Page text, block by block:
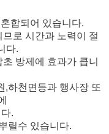
합되어 있습니다.
로 시간과 노력이 절
다.
방제에 효과가 큽니
,하천면등과 행사장 또
.
릴수 있습니다.